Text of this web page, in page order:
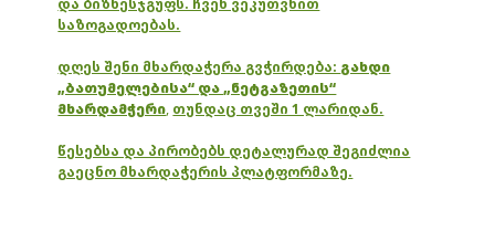
და ბიზნესჯგუფს. ჩვენ ვეკუთვნით
საზოგადოებას.
დღეს შენი მხარდაჭერა გვჭირდება: გახდი
„ბათუმელებისა“ და „ნეტგაზეთის“
მხარდამჭერი, თუნდაც თვეში 1 ლარიდან.
წესებსა და პირობებს დეტალურად შეგიძლია
გაეცნო მხარდაჭერის პლატფორმაზე.